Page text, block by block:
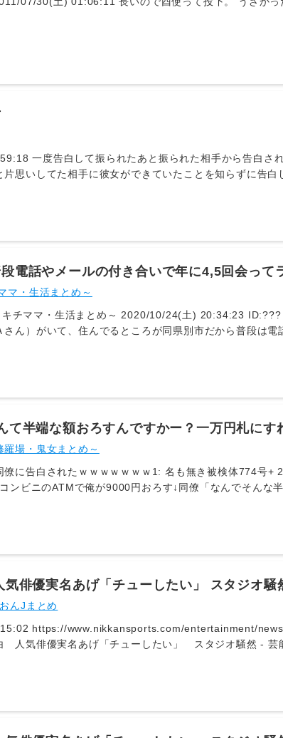
一度告白して振られたあと振られた相手から告白さ
思いしてた相手に彼女ができていたことを知らずに告白
てきましたが、告白から半年以上たった今彼のほうから連
電話やメールの付き合いで年に4,5回会って
住む市の足回りの良い店を選ぶ。友人から突
マ・生活まとめ～
土) 20:34:23 ID:??? すみません、上げます。知り
ん）がいて、住んでるところが同県別市だから普段は電
る。ランチの店は交代で予約してて、自分が住んでる市の
人を亡くして一人暮らし、私は夫婦二人暮らし。と言う状
ません。本当に突然そんな話になったのでビックリして
護を受けられるのか？と言う疑問もありだからこそ全く
は、それを何故私に話したのか？と言うこと。これはも
たが別れ際に「次は私さんが探してね」と言われたので
。正直なところ、それを聞いて今後どう接したらいいのか
て半端な額おろすんですかー？一万円札にす
面倒かけちゃうことあるから」 → それを聞
場・鬼女まとめ～
僚に告白されたｗｗｗｗｗｗｗ1: 名も無き被検体774号+
ビニのATMで俺が9000円おろす↓同僚「なんでそんな半
万円札は店で使うと迷惑や面倒かけちゃうことあるから、
俳優実名あげ「チューしたい」 スタジオ騒
んJまとめ
https://www.nikkansports.com/entertainment/
人気俳優実名あげ「チューしたい」 スタジオ騒然 - 芸
たABEMA「ダマってられない女たち season3」に出演。
「だから私さ、（役柄が）本当に恋愛に程遠いんだよね